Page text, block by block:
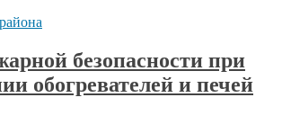
безопасности при
обогревателей и печей